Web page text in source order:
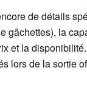
de détails
gâchettes), la
et la
lors de la sortie